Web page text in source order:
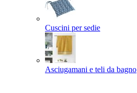
Cuscini per sedie
Asciugamani e teli da bagno